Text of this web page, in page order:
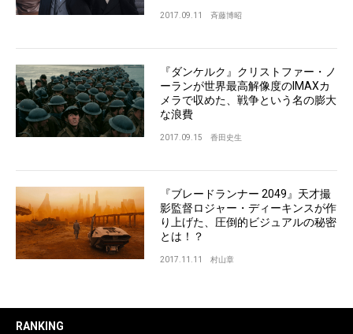
2017.09.11 斉藤博昭
『ダンケルク』クリストファー・ノ
ーランが世界最高解像度のIMAXカ
メラで収めた、戦争という名の膨大
な浪費
2017.09.15 香田史生
『ブレードランナー 2049』天才撮
影監督ロジャー・ディーキンスが作
り上げた、圧倒的ビジュアルの秘密
とは！？
2017.11.11 村山章
RANKING